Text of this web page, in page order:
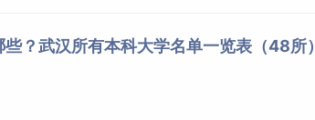
？武汉所有本科大学名单一览表（48所）